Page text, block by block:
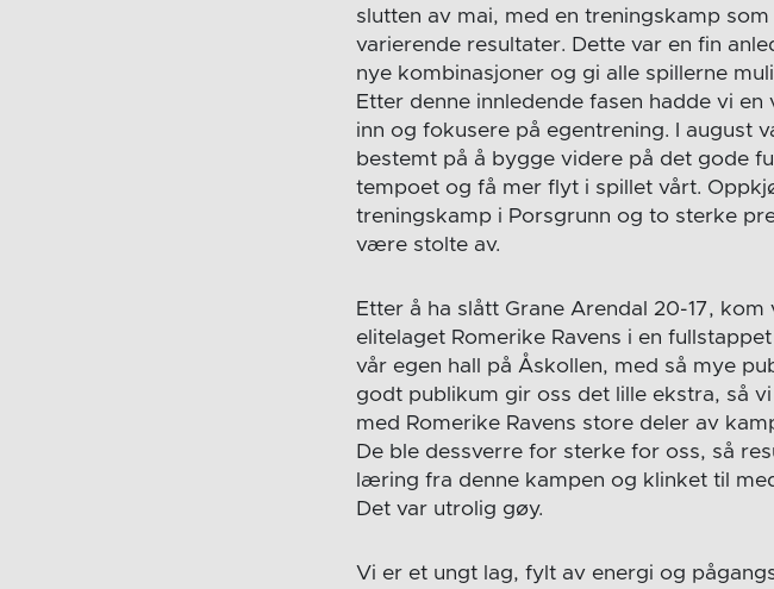
slutten av mai, med en treningskamp
varierende resultater. Dette var en fin
nye kombinasjoner og gi alle spillerne
Etter denne innledende fasen hadde vi
inn og fokusere på egentrening. I august
bestemt på å bygge videre på det gode
tempoet og få mer flyt i spillet vårt.
treningskamp i Porsgrunn og to sterke
være stolte av.
Etter å ha slått Grane Arendal 20-17,
elitelaget Romerike Ravens i en
vår egen hall på Åskollen, med så mye
godt publikum gir oss det lille ekstra, så
med Romerike Ravens store deler av
De ble dessverre for sterke for oss, så
læring fra denne kampen og klinket til
Det var utrolig gøy.
Vi er et ungt lag, fylt av energi og